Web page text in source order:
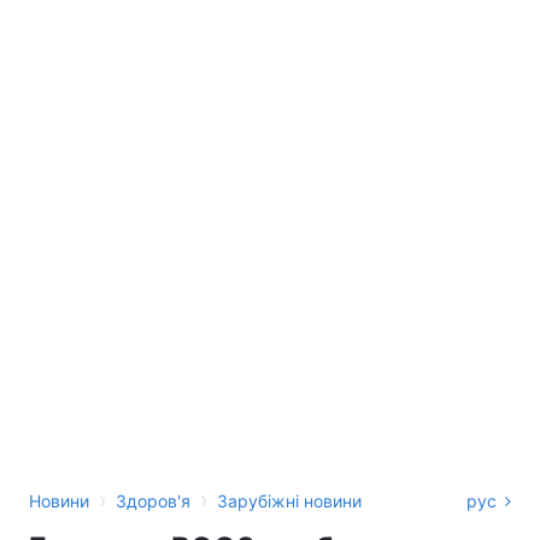
Новини › Здоров'я › Зарубіжні новини рус